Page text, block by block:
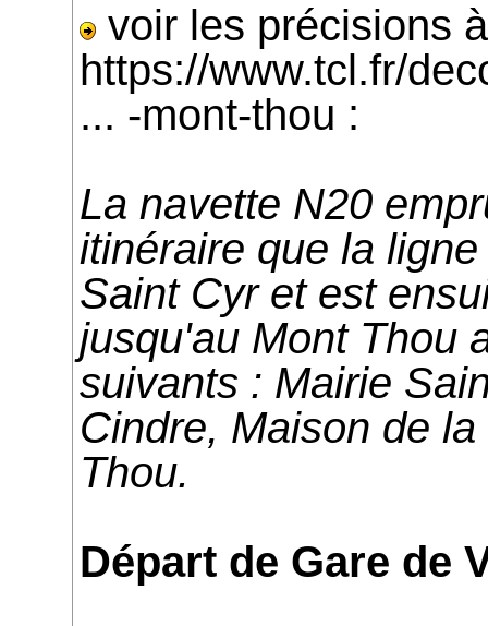
voir les précisions à
https://www.tcl.fr/
... -mont-thou :
La navette N20
itinéraire que la
Saint Cyr et est
jusqu'au Mont Thou
suivants : Mairie
Cindre, Maison de
Thou.
Départ de Gare de